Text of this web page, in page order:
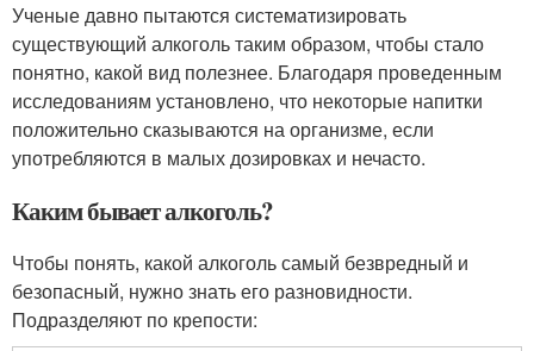
Ученые давно пытаются систематизировать
существующий алкоголь таким образом, чтобы стало
понятно, какой вид полезнее. Благодаря проведенным
исследованиям установлено, что некоторые напитки
положительно сказываются на организме, если
употребляются в малых дозировках и нечасто.
Каким бывает алкоголь?
Чтобы понять, какой алкоголь самый безвредный и
безопасный, нужно знать его разновидности.
Подразделяют по крепости: